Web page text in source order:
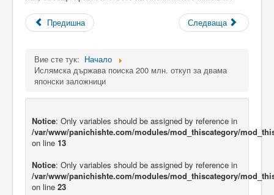
Предишна Следваща
Вие сте тук: Начало
Ислямска държава поиска 200 млн. откуп за двама
японски заложници
Notice: Only variables should be assigned by reference in
/var/www/panichishte.com/modules/mod_thiscategory/
on line 13
Notice: Only variables should be assigned by reference in
/var/www/panichishte.com/modules/mod_thiscategory/
on line 23